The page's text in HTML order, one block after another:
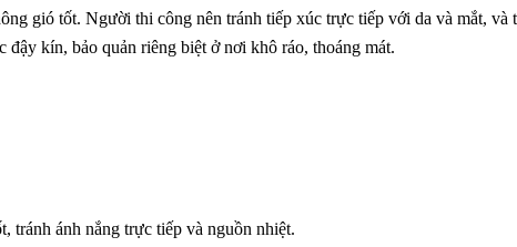
gió tốt. Người thi công nên tránh tiếp xúc trực tiếp với da và mắt, và
đậy kín, bảo quản riêng biệt ở nơi khô ráo, thoáng mát.
tránh ánh nắng trực tiếp và nguồn nhiệt.